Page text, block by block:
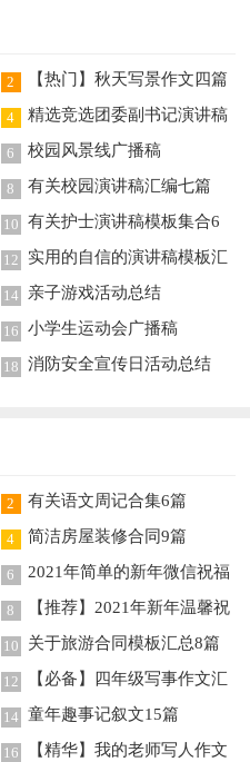
2 【热门】秋天写景作文四篇
4
精选竞选团委副书记演讲稿
三篇
6 校园风景线广播稿
8 有关校园演讲稿汇编七篇
10 有关护士演讲稿模板集合6
篇
12
实用的自信的演讲稿模板汇
编五篇
14 亲子游戏活动总结
16 小学生运动会广播稿
18 消防安全宣传日活动总结
2 有关语文周记合集6篇
4 简洁房屋装修合同9篇
6
2021年简单的新年微信祝福
语摘录88句
8
【推荐】2021年新年温馨祝
福语摘录79句
10 关于旅游合同模板汇总8篇
12
【必备】四年级写事作文汇
编5篇
14 童年趣事记叙文15篇
16 【精华】我的老师写人作文